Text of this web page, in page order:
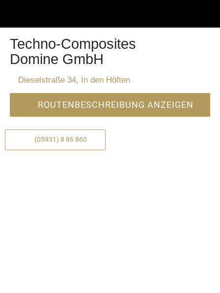
Techno-Composites
Domine GmbH
Dieselstraße 34, In den Höften
ROUTENBESCHREIBUNG ANZEIGEN
(05931) 8 86 860